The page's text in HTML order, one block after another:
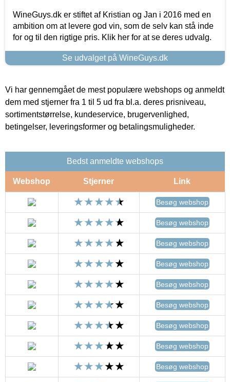
WineGuys.dk er stiftet af Kristian og Jan i 2016 med en
ambition om at levere god vin, som de selv kan stå inde
for og til den rigtige pris. Klik her for at se deres udvalg.
Se udvalget på WineGuys.dk
Vi har gennemgået de mest populære webshops og anmeldt
dem med stjerner fra 1 til 5 ud fra bl.a. deres prisniveau,
sortimentstørrelse, kundeservice, brugervenlighed,
betingelser, leveringsformer og betalingsmuligheder.
Bedst anmeldte webshops
Webshop Stjerner Link
Besøg webshop
Besøg webshop
Besøg webshop
Besøg webshop
Besøg webshop
Besøg webshop
Besøg webshop
Besøg webshop
Besøg webshop